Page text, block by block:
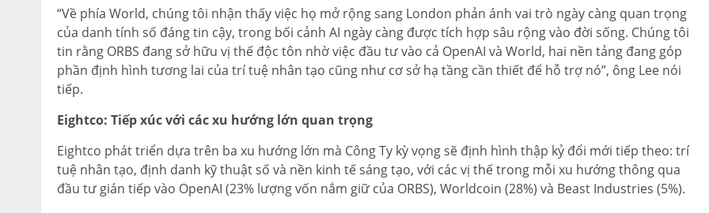
“Về phía World, chúng tôi nhận thấy việc họ mở rộng sang London phản ánh vai trò ngày càng quan trọng
của danh tính số đáng tin cậy, trong bối cảnh AI ngày càng được tích hợp sâu rộng vào đời sống. Chúng tôi
tin rằng ORBS đang sở hữu vị thế độc tôn nhờ việc đầu tư vào cả OpenAI và World, hai nền tảng đang góp
phần định hình tương lai của trí tuệ nhân tạo cũng như cơ sở hạ tầng cần thiết để hỗ trợ nó”, ông Lee nói
tiếp.
Eightco: Tiếp xúc với các xu hướng lớn quan trọng
Eightco phát triển dựa trên ba xu hướng lớn mà Công Ty kỳ vọng sẽ định hình thập kỷ đổi mới tiếp theo: trí
tuệ nhân tạo, định danh kỹ thuật số và nền kinh tế sáng tạo, với các vị thế trong mỗi xu hướng thông qua
đầu tư gián tiếp vào OpenAI (23% lượng vốn nắm giữ của ORBS), Worldcoin (28%) và Beast Industries (5%).